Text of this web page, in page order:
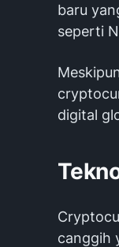
baru
seperti
digital
canggih